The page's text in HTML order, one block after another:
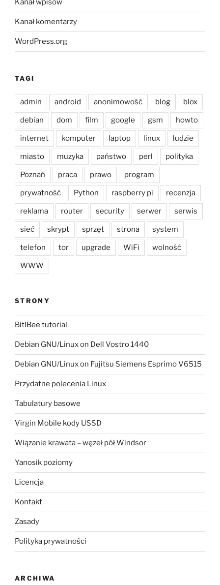
Kanał wpisów
Kanał komentarzy
WordPress.org
TAGI
admin android anonimowość blog blox
debian dom film google gsm howto
internet komputer laptop linux ludzie
miasto muzyka państwo perl polityka
Poznań praca prawo program
prywatność Python raspberry pi recenzja
reklama router security serwer serwis
sieć skrypt sprzęt strona system
telefon tor upgrade WiFi wolność
WWW
STRONY
BitlBee tutorial
Debian GNU/Linux on Dell Vostro 1440
Debian GNU/Linux on Fujitsu Siemens Esprimo V6515
Przydatne polecenia Linux
Tabulatury basowe
Virgin Mobile kody USSD
Wiązanie krawata – węzeł pół Windsor
Yanosik poziomy
Licencja
Kontakt
Zasady
Polityka prywatności
ARCHIWA